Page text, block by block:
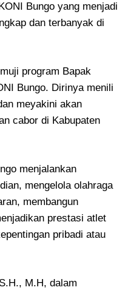
Bungo yang menjadi
dan terbanyak di
program Bapak
Bungo. Dirinya menili
meyakini akan
cabor di Kabupaten
menjalankan
mengelola olahraga
membangun
prestasi atlet
pribadi atau
M.H, dalam